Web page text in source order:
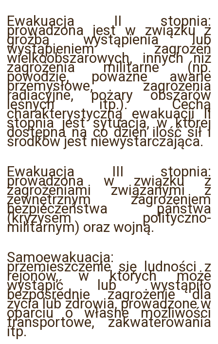
Ewakuacja II stopnia:
prowadzona jest w związku z
groźbą wystąpienia lub
wystąpieniem zagrożeń
wielkoobszarowych, innych niż
zagrożenia militarne (np.
powodzie, poważne awarie
przemysłowe, zagrożenia
radiacyjne, pożary obszarów
leśnych itp.). Cechą
charakterystyczną ewakuacji II
stopnia jest sytuacja, w której
dostępna na co dzień ilość sił i
środków jest niewystarczająca.
Ewakuacja III stopnia:
prowadzona w związku z
zagrożeniami związanymi z
zewnętrznym zagrożeniem
bezpieczeństwa państwa
(kryzysem polityczno-
militarnym) oraz wojną.
Samoewakuacja:
przemieszczenie się ludności z
rejonów, w których może
wystąpić lub wystąpiło
bezpośrednie zagrożenie dla
życia lub zdrowia, prowadzone w
oparciu o własne możliwości
transportowe, zakwaterowania
itp.